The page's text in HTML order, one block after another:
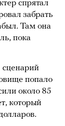
спрятал
забрать
Там она
пока
сценарий
попало
около 85
который